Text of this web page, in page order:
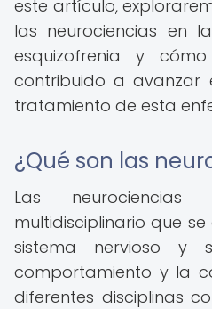
este artículo,
las neurociencias en
esquizofrenia y
contribuido a avanzar
tratamiento de esta
¿Qué son las
Las
multidisciplinario que
sistema nervioso y
comportamiento y la
diferentes disciplinas